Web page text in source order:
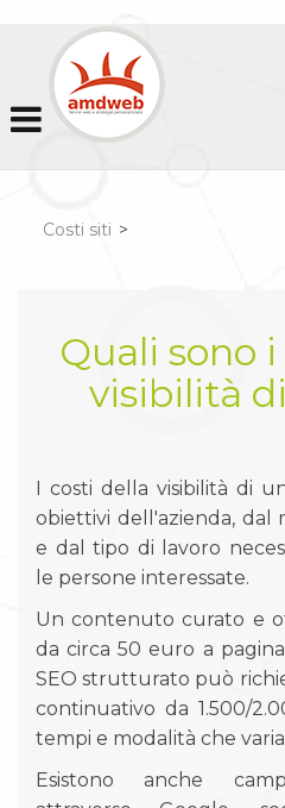
Costi siti >
Quali sono
visibilità
I costi della visibilità di
obiettivi dell'azienda, dal
e dal tipo di lavoro
le persone interessate.
Un contenuto curato e
da circa 50 euro a
SEO strutturato può
continuativo da 1.500/
tempi e modalità che
Esistono anche